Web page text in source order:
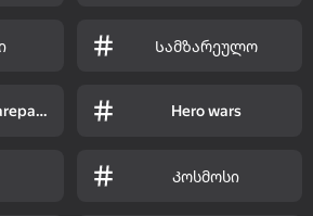
Სამზარეულო
Spongebob squarepants Hero wars
Კოსმოსი